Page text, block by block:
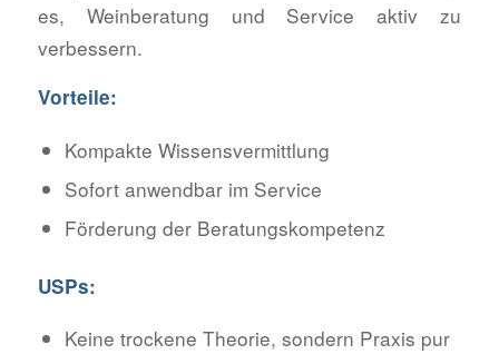
es, Weinberatung und Service aktiv zu
verbessern.
Vorteile:
Kompakte Wissensvermittlung
Sofort anwendbar im Service
Förderung der Beratungskompetenz
USPs:
Keine trockene Theorie, sondern Praxis pur